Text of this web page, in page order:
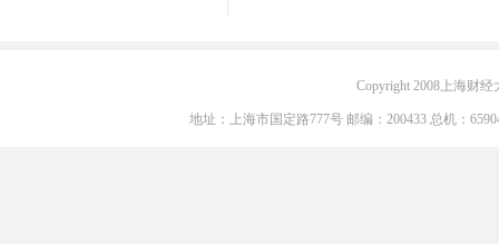
Copyright 2008上海财经
地址：上海市国定路777号 邮编：200433 总机：